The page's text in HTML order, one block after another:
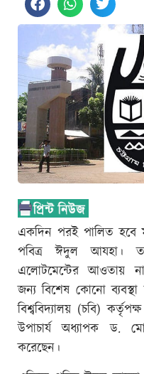
একদিন পরই পালিত হবে
পবিত্র ঈদুল আযহা।
এলোটমেন্টের আওতায় না
জন্য বিশেষ কোনো ব্যবস্থা
বিশ্ববিদ্যালয় (চবি)
উপাচার্য অধ্যাপক ড.
করেছেন।